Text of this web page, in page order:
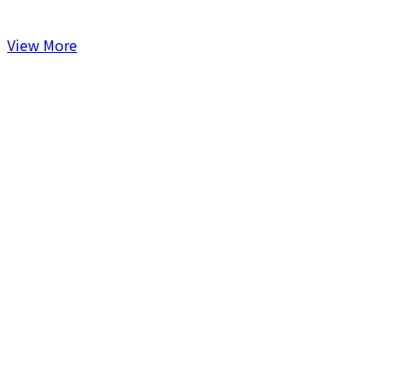
View More